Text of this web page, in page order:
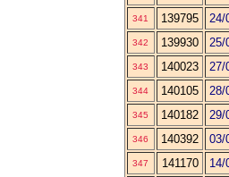
341 139795 24/
342 139930 25/
343 140023 27/
344 140105 28/
345 140182 29/
346 140392 03/
347 141170 14/